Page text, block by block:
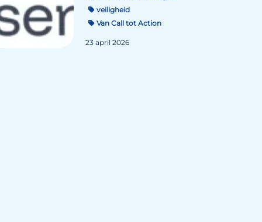
veiligheid
Van Call tot Action
23 april 2026